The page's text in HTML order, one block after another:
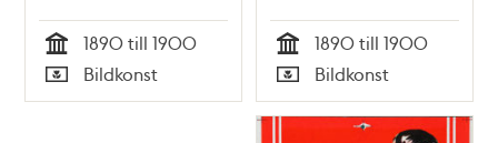
Tid
1890 till 1900
Typ
Bildkonst Tid
1890 till 1900
Typ
Bildkonst